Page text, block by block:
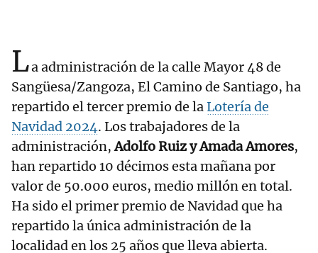
La administración de la calle Mayor 48 de
Sangüesa/Zangoza, El Camino de Santiago, ha
repartido el tercer premio de laLotería de
Navidad 2024. Los trabajadores de la
administración,Adolfo Ruiz y Amada Amores,
han repartido 10 décimos esta mañana por
valor de 50.000 euros, medio millón en total.
Ha sido el primer premio de Navidad que ha
repartido la única administración de la
localidad en los 25 años que lleva abierta.